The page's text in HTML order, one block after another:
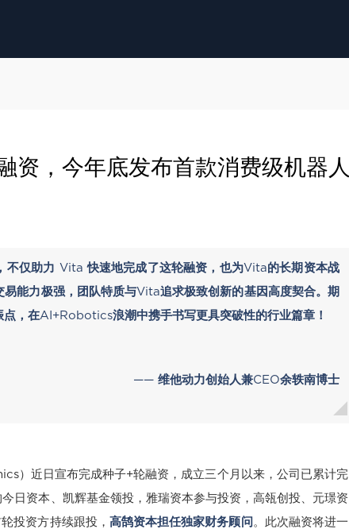
资，今年底发布首款消费级机器人
不仅助力 Vita 快速地完成了这轮融资，也为Vita的长期资本战
能力极强，团队特质与Vita追求极致创新的基因高度契合。期
，在AI+Robotics浪潮中携手书写更具突破性的行业篇章！
—— 维他动力创始人兼CEO余轶南博士
）近日宣布完成种子+轮融资，成立三个月以来，公司已累计完
日资本、凯辉基金领投，雅瑞资本参与投资，高瓴创投、元璟资
投资方持续跟投， 高鹄资本担任独家财务顾问 。此次融资将进一